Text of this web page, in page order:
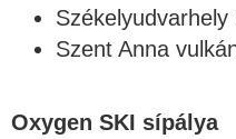
Székelyudvarhely
Szent Anna
Oxygen SKI sípálya